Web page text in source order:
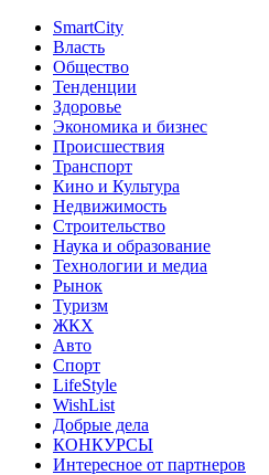
SmartCity
Власть
Общество
Тенденции
Здоровье
Экономика и бизнес
Происшествия
Транспорт
Кино и Культура
Недвижимость
Строительство
Наука и образование
Технологии и медиа
Рынок
Туризм
ЖКХ
Авто
Спорт
LifeStyle
WishList
Добрые дела
КОНКУРСЫ
Интересное от партнеров